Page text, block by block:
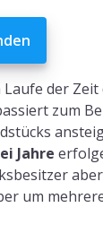
der Zeit
zum
Jahre
um